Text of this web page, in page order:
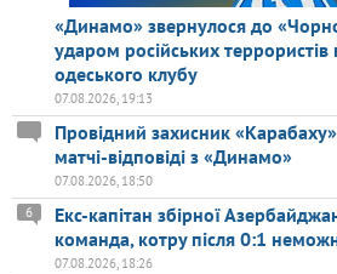
«Динамо» звернулося до
ударом російських
одеського клубу
07.08.2026, 19:13
Провідний захисник
матчі-відповіді з «Динамо»
07.08.2026, 18:50
Екс-капітан збірної
команда, котру після 0:1
6
07.08.2026, 18:26